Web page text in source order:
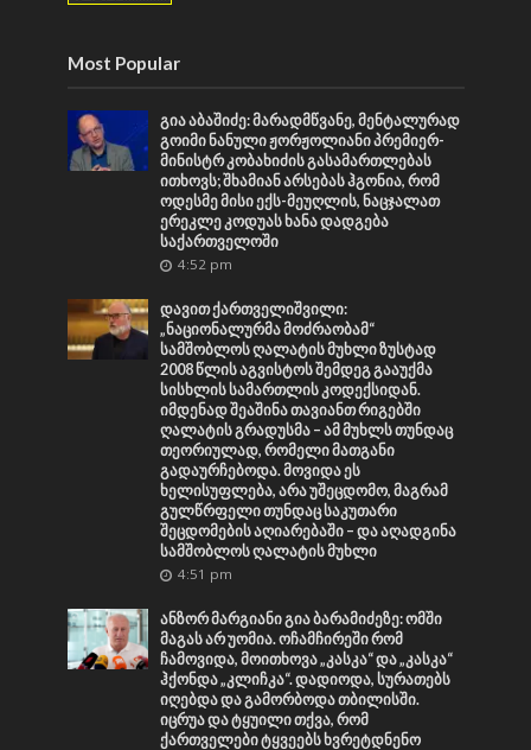
Most Popular
გია აბაშიძე: მარადმწვანე, მენტალურად
გოიმი ნანული ჟორჟოლიანი პრემიერ-
მინისტრ კობახიძის გასამართლებას
ითხოვს; შხამიან არსებას ჰგონია, რომ
ოდესმე მისი ექს-მეუღლის, ნაცჯალათ
ერეკლე კოდუას ხანა დადგება
საქართველოში
4:52 pm
დავით ქართველიშვილი:
„ნაციონალურმა მოძრაობამ“
სამშობლოს ღალატის მუხლი ზუსტად
2008 წლის აგვისტოს შემდეგ გააუქმა
სისხლის სამართლის კოდექსიდან.
იმდენად შეაშინა თავიანთ რიგებში
ღალატის გრადუსმა – ამ მუხლს თუნდაც
თეორიულად, რომელი მათგანი
გადაურჩებოდა. მოვიდა ეს
ხელისუფლება, არა უშეცდომო, მაგრამ
გულწრფელი თუნდაც საკუთარი
შეცდომების აღიარებაში – და აღადგინა
სამშობლოს ღალატის მუხლი
4:51 pm
ანზორ მარგიანი გია ბარამიძეზე: ომში
მაგას არ უომია. ოჩამჩირეში რომ
ჩამოვიდა, მოითხოვა „კასკა“ და „კასკა“
ჰქონდა „კლიჩკა“. დადიოდა, სურათებს
იღებდა და გამორბოდა თბილისში.
იცრუა და ტყუილი თქვა, რომ
ქართველები ტყვეებს ხვრეტდნენო